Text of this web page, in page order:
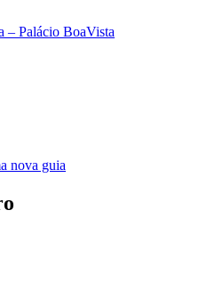
– Palácio BoaVista
nova guia